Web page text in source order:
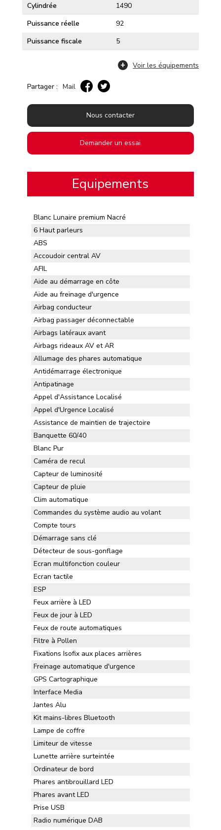
Cylindrée
1490
Puissance réelle
92
Puissance fiscale
5
Voir les équipements
Partager : Mail
Nous contacter
Demander un essai
Equipements
Blanc Lunaire premium Nacré
6 Haut parleurs
ABS
Accoudoir central AV
AFIL
Aide au démarrage en côte
Aide au freinage d'urgence
Airbag conducteur
Airbag passager déconnectable
Airbags latéraux avant
Airbags rideaux AV et AR
Allumage des phares automatique
Antidémarrage électronique
Antipatinage
Appel d'Assistance Localisé
Appel d'Urgence Localisé
Assistance de maintien de trajectoire
Banquette 60/40
Blanc Pur
Caméra de recul
Capteur de luminosité
Capteur de pluie
Clim automatique
Commandes du système audio au volant
Compte tours
Démarrage sans clé
Détecteur de sous-gonflage
Ecran multifonction couleur
Ecran tactile
ESP
Feux arrière à LED
Feux de jour à LED
Feux de route automatiques
Filtre à Pollen
Fixations Isofix aux places arrières
Freinage automatique d'urgence
GPS Cartographique
Interface Media
Jantes Alu
Kit mains-libres Bluetooth
Lampe de coffre
Limiteur de vitesse
Lunette arrière surteintée
Ordinateur de bord
Phares antibrouillard LED
Phares avant LED
Prise USB
Radio numérique DAB